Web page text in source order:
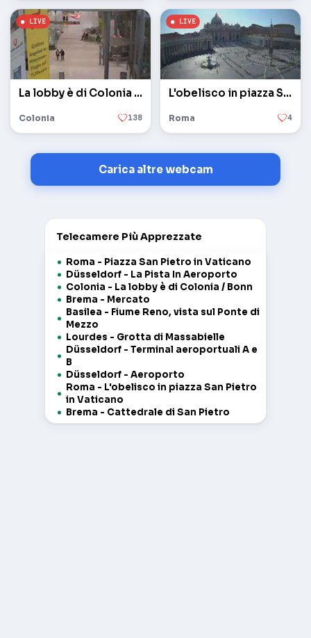
La lobby è di Colonia / Bonn
Colonia 138
L'obelisco in piazza San Pietro in Vaticano
Roma 4
Carica altre webcam
Telecamere Più Apprezzate
Roma - Piazza San Pietro in Vaticano
Düsseldorf - La Pista In Aeroporto
Colonia - La lobby è di Colonia / Bonn
Brema - Mercato
Basilea - Fiume Reno, vista sul Ponte di
Mezzo
Lourdes - Grotta di Massabielle
Düsseldorf - Terminal aeroportuali A e
B
Düsseldorf - Aeroporto
Roma - L'obelisco in piazza San Pietro
in Vaticano
Brema - Cattedrale di San Pietro